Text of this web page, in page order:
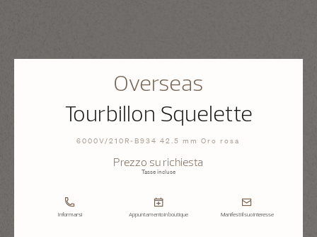
Overseas
Tourbillon Squelette
6000V/210R-B934 42.5 mm Oro rosa
Prezzo su richiesta
Tasse incluse
Informarsi Appuntamento in boutique Manifesti il suo interesse